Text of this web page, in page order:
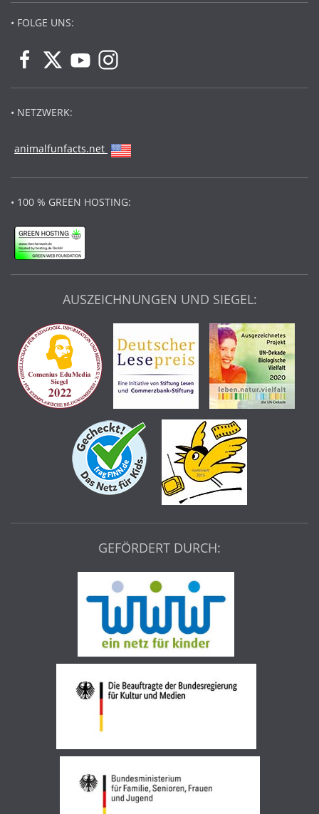
• FOLGE UNS:
• NETZWERK:
animalfunfacts.net
• 100 % GREEN HOSTING:
AUSZEICHNUNGEN UND SIEGEL:
GEFÖRDERT DURCH: